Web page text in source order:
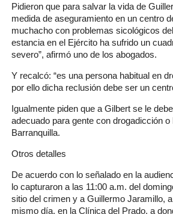
Pidieron que para salvar la vida de
medida de aseguramiento en un centro
muchacho con problemas sicológicos
estancia en el Ejército ha sufrido un
severo”, afirmó uno de los abogados.
Y recalcó: “es una persona habitual en
por ello dicha reclusión debe ser un
Igualmente piden que a Gilbert se le
adecuado para gente con drogadicción o
Barranquilla.
Otros detalles
De acuerdo con lo señalado en la
lo capturaron a las 11:00 a.m. del
sitio del crimen y a Guillermo Jaramillo,
mismo día, en la Clínica del Prado, a